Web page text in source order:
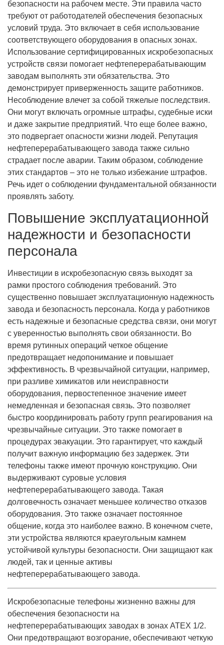
безопасности на рабочем месте. Эти правила часто
требуют от работодателей обеспечения безопасных
условий труда. Это включает в себя использование
соответствующего оборудования в опасных зонах.
Использование сертифицированных искробезопасных
устройств связи помогает нефтеперерабатывающим
заводам выполнять эти обязательства. Это
демонстрирует приверженность защите работников.
Несоблюдение влечет за собой тяжелые последствия.
Они могут включать огромные штрафы, судебные иски
и даже закрытие предприятий. Что еще более важно,
это подвергает опасности жизни людей. Репутация
нефтеперерабатывающего завода также сильно
страдает после аварии. Таким образом, соблюдение
этих стандартов – это не только избежание штрафов.
Речь идет о соблюдении фундаментальной обязанности
проявлять заботу.
Повышение эксплуатационной
надежности и безопасности
персонала
Инвестиции в искробезопасную связь выходят за
рамки простого соблюдения требований. Это
существенно повышает эксплуатационную надежность
завода и безопасность персонала. Когда у работников
есть надежные и безопасные средства связи, они могут
с уверенностью выполнять свои обязанности. Во
время рутинных операций четкое общение
предотвращает недопонимание и повышает
эффективность. В чрезвычайной ситуации, например,
при разливе химикатов или неисправности
оборудования, первостепенное значение имеет
немедленная и безопасная связь. Это позволяет
быстро координировать работу групп реагирования на
чрезвычайные ситуации. Это также помогает в
процедурах эвакуации. Это гарантирует, что каждый
получит важную информацию без задержек. Эти
телефоны также имеют прочную конструкцию. Они
выдерживают суровые условия
нефтеперерабатывающего завода. Такая
долговечность означает меньшее количество отказов
оборудования. Это также означает постоянное
общение, когда это наиболее важно. В конечном счете,
эти устройства являются краеугольным камнем
устойчивой культуры безопасности. Они защищают как
людей, так и ценные активы
нефтеперерабатывающего завода.
Искробезопасные телефоны жизненно важны для
обеспечения безопасности на
нефтеперерабатывающих заводах в зонах ATEX 1/2.
Они предотвращают возгорание, обеспечивают четкую